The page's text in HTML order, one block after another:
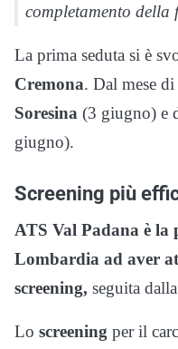
completamento della
La prima seduta si è
Cremona. Dal mese
Soresina (3 giugno) e
giugno).
Screening più
ATS Val Padana è la
Lombardia ad aver
screening, seguita
Lo screening per il